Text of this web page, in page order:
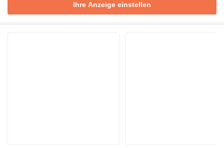
Ihre Anzeige einstellen